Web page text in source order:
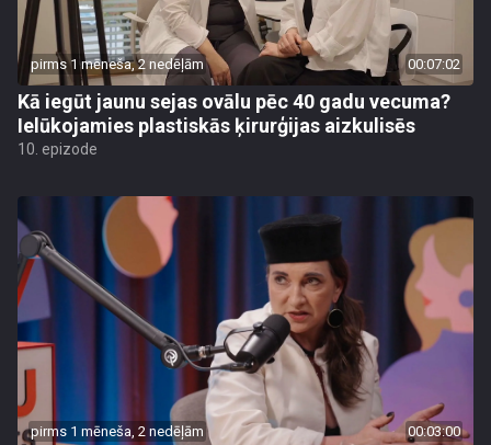
pirms 1 mēneša, 2 nedēļām 00:07:02
Kā iegūt jaunu sejas ovālu pēc 40 gadu vecuma?
Ielūkojamies plastiskās ķirurģijas aizkulisēs
10. epizode
pirms 1 mēneša, 2 nedēļām 00:03:00